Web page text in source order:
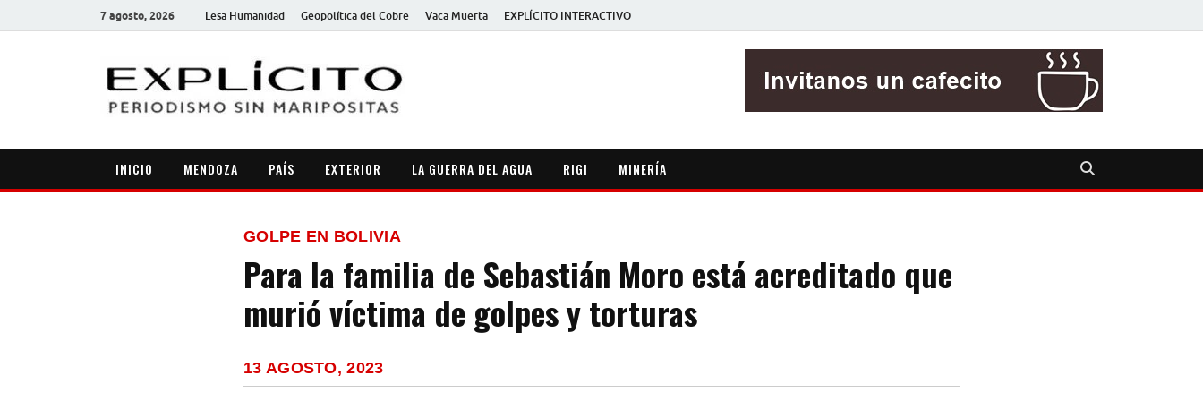
7 agosto, 2026 Lesa Humanidad Geopolítica del Cobre Vaca Muerta EXPLÍCITO INTERACTIVO
INICIO MENDOZA PAÍS EXTERIOR LA GUERRA DEL AGUA RIGI MINERÍA
GOLPE EN BOLIVIA
Para la familia de Sebastián Moro está acreditado que
murió víctima de golpes y torturas
13 AGOSTO, 2023